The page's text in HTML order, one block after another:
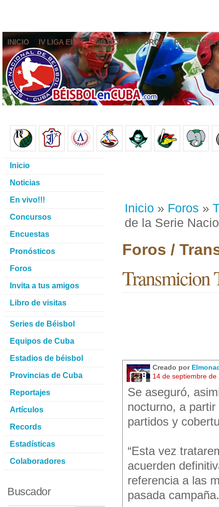
INICIO IV LIGA ELITE NOTICIAS FOROS
Inicio » Foros »
de la Serie
Foros /
Transmicion
Creado por
14 de septiembre
Se aseguró,
nocturno, a
partidos y
“Esta vez
acuerden
referencia a las
pasada campaña.
Inicio
Noticias
En vivo!!!
Concursos
Encuestas
Pronósticos
Foros
Invita a tus amigos
Libro de visitas
Series de Béisbol
Equipos de Cuba
Estadios de béisbol
Provincias de Cuba
Reportajes
Artículos
Records
Estadísticas
Colaboradores
Buscador